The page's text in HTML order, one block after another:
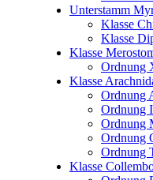
Unterstamm
Klasse
Klasse
Klasse
Ordnung
Klasse
Ordnung
Ordnung
Ordnung
Ordnung
Ordnung
Klasse